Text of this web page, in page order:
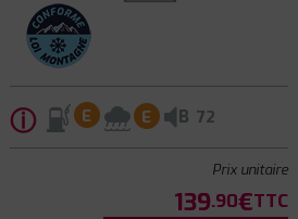
ⓘ E E B 72
Prix unitaire
139.90€TTC